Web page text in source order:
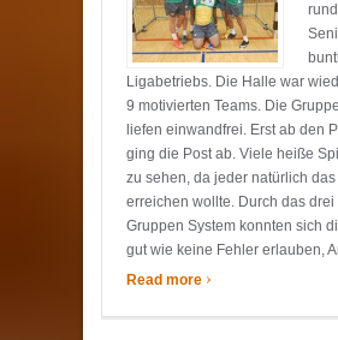
Ligabetriebs. Die Halle war
9 motivierten Teams. Die
liefen einwandfrei. Erst ab den
ging die Post ab. Viele heiße
zu sehen, da jeder natürlich
erreichen wollte. Durch das drei
Gruppen System konnten sich
gut wie keine Fehler erlauben,
Read more ›